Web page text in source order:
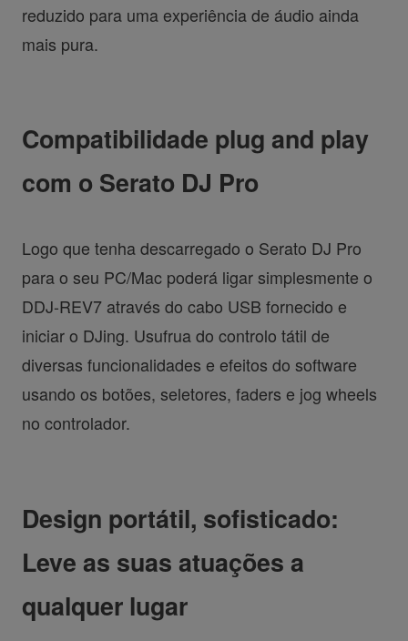
reduzido para uma experiência de áudio ainda
mais pura.
Compatibilidade plug and play
com o Serato DJ Pro
Logo que tenha descarregado o Serato DJ Pro
para o seu PC/Mac poderá ligar simplesmente o
DDJ-REV7 através do cabo USB fornecido e
iniciar o DJing. Usufrua do controlo tátil de
diversas funcionalidades e efeitos do software
usando os botões, seletores, faders e jog wheels
no controlador.
Design portátil, sofisticado:
Leve as suas atuações a
qualquer lugar